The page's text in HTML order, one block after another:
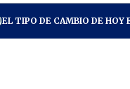
EL TIPO DE CAMBIO DE HOY